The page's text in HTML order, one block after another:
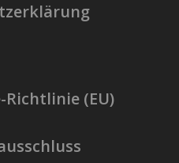
Richtlinie (EU)